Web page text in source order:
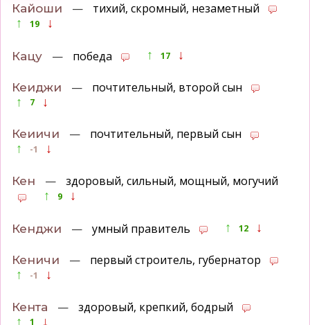
Кайоши — тихий, скромный, незаметный
↑ 19 ↓
Кацу — победа ↑ 17 ↓
Кеиджи — почтительный, второй сын
↑ 7 ↓
Кеиичи — почтительный, первый сын
↑ -1 ↓
Кен — здоровый, сильный, мощный, могучий
↑ 9 ↓
Кенджи — умный правитель ↑ 12 ↓
Кеничи — первый строитель, губернатор
↑ -1 ↓
Кента — здоровый, крепкий, бодрый
↑ 1 ↓